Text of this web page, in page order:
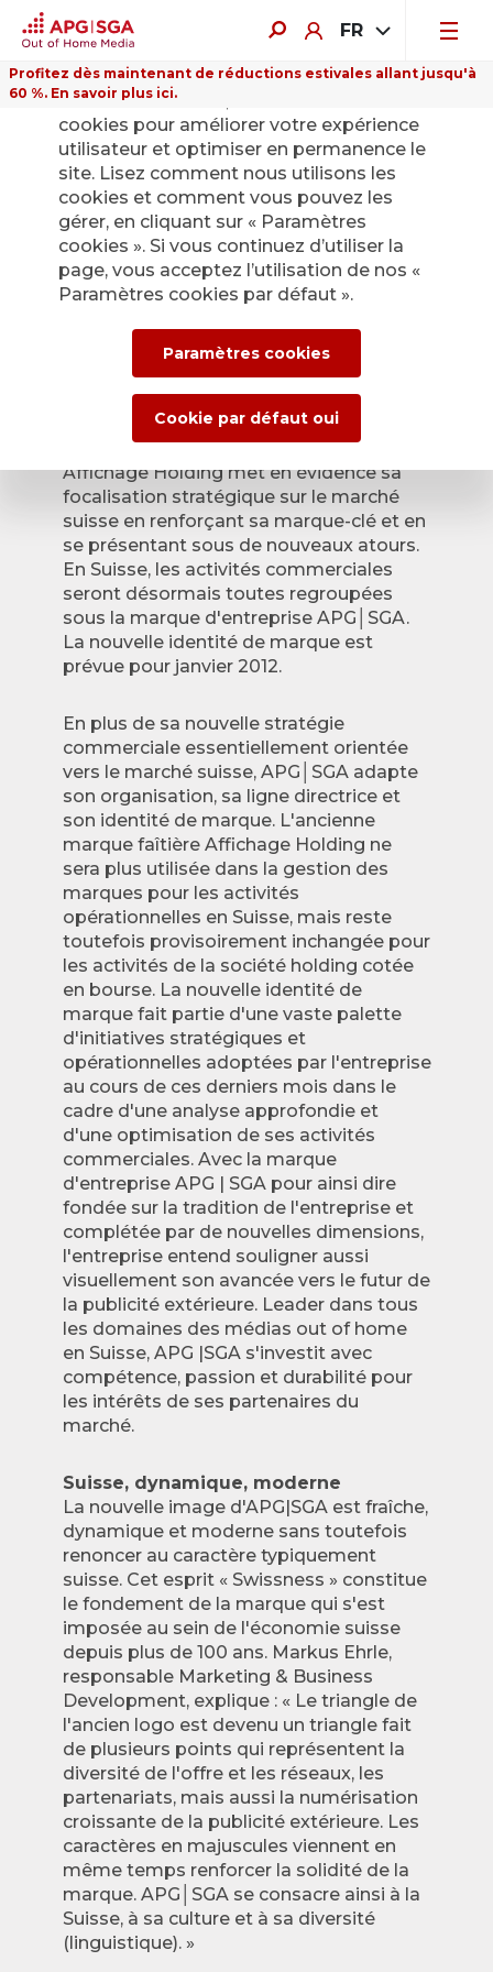
FR
Profitez dès maintenant de réductions estivales allant jusqu'à
60 %. En savoir plus ici.
Retour
APG│SGA : nouvelle
identité de marque
en Suisse
26 septembre 2011
Affichage Holding met en évidence sa
focalisation stratégique sur le marché
suisse en renforçant sa marque-clé et en
se présentant sous de nouveaux atours.
En Suisse, les activités commerciales
seront désormais toutes regroupées
sous la marque d'entreprise APG│SGA.
La nouvelle identité de marque est
prévue pour janvier 2012.
En plus de sa nouvelle stratégie
commerciale essentiellement orientée
vers le marché suisse, APG│SGA adapte
son organisation, sa ligne directrice et
son identité de marque. L'ancienne
marque faîtière Affichage Holding ne
sera plus utilisée dans la gestion des
marques pour les activités
opérationnelles en Suisse, mais reste
toutefois provisoirement inchangée pour
les activités de la société holding cotée
en bourse. La nouvelle identité de
marque fait partie d'une vaste palette
d'initiatives stratégiques et
opérationnelles adoptées par l'entreprise
au cours de ces derniers mois dans le
cadre d'une analyse approfondie et
d'une optimisation de ses activités
commerciales. Avec la marque
d'entreprise APG | SGA pour ainsi dire
fondée sur la tradition de l'entreprise et
complétée par de nouvelles dimensions,
l'entreprise entend souligner aussi
visuellement son avancée vers le futur de
la publicité extérieure. Leader dans tous
les domaines des médias out of home
en Suisse, APG |SGA s'investit avec
compétence, passion et durabilité pour
les intérêts de ses partenaires du
marché.
Suisse, dynamique, moderne
La nouvelle image d'APG|SGA est fraîche,
dynamique et moderne sans toutefois
renoncer au caractère typiquement
suisse. Cet esprit « Swissness » constitue
le fondement de la marque qui s'est
imposée au sein de l'économie suisse
depuis plus de 100 ans. Markus Ehrle,
responsable Marketing & Business
Development, explique : « Le triangle de
l'ancien logo est devenu un triangle fait
de plusieurs points qui représentent la
diversité de l'offre et les réseaux, les
partenariats, mais aussi la numérisation
croissante de la publicité extérieure. Les
caractères en majuscules viennent en
même temps renforcer la solidité de la
marque. APG│SGA se consacre ainsi à la
Suisse, à sa culture et à sa diversité
(linguistique). »
Sur ce site Internet, nous utilisons des
cookies pour améliorer votre expérience
utilisateur et optimiser en permanence le
site. Lisez comment nous utilisons les
cookies et comment vous pouvez les
gérer, en cliquant sur « Paramètres
cookies ». Si vous continuez d’utiliser la
page, vous acceptez l’utilisation de nos «
Paramètres cookies par défaut ».
Paramètres cookies
Cookie par défaut oui